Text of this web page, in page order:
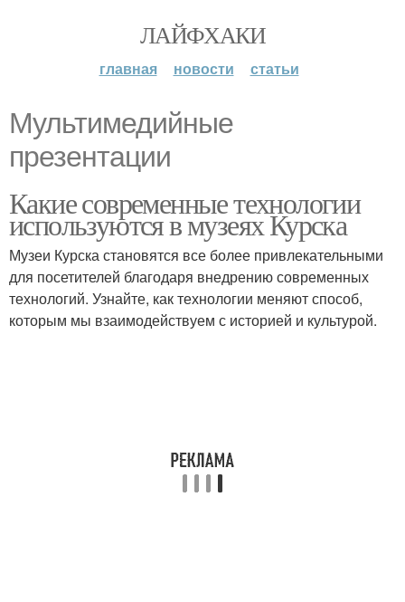
ЛАЙФХАКИ
главная новости статьи
Мультимедийные
презентации
Какие современные технологии
используются в музеях Курска
Музеи Курска становятся все более привлекательными
для посетителей благодаря внедрению современных
технологий. Узнайте, как технологии меняют способ,
которым мы взаимодействуем с историей и культурой.